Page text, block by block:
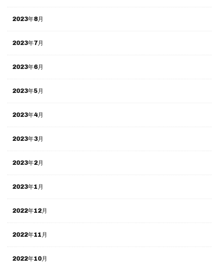
2023年8月
2023年7月
2023年6月
2023年5月
2023年4月
2023年3月
2023年2月
2023年1月
2022年12月
2022年11月
2022年10月